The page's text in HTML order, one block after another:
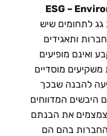
ESG –
לתחומים שיש
ותאגידים
ואינם מופיעים
בשנת 2006 קבוצת משקיעים מוסדיים
להבנה שבכך
היבשים המדווחים
את הבנתם
והחברות בהם הם